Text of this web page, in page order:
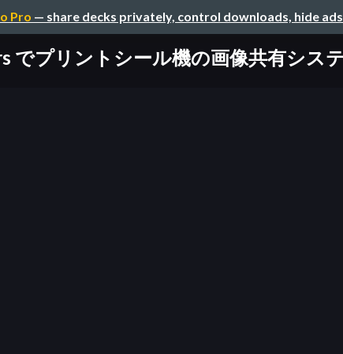
Pro — share decks privately, control downloads, hide
でプリントシール機の画像共有シス